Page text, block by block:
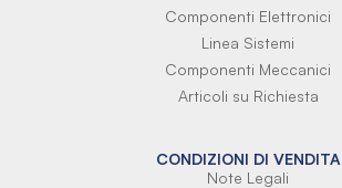
Componenti Elettronici
Linea Sistemi
Componenti Meccanici
Articoli su Richiesta
CONDIZIONI DI VENDITA
Note Legali